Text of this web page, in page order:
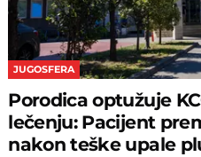
JUGOSFERA
Porodica optužuje
lečenju: Pacijent
nakon teške upale